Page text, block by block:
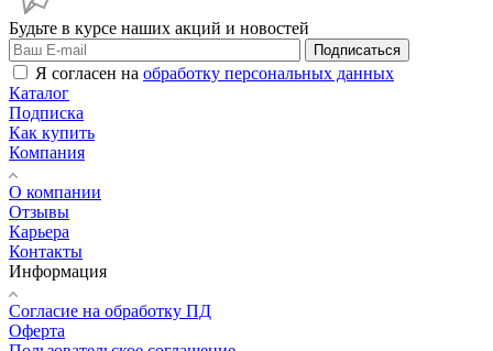
Будьте в курсе наших акций и новостей
Подписаться
Я согласен на обработку персональных данных
Каталог
Подписка
Как купить
Компания
О компании
Отзывы
Карьера
Контакты
Информация
Согласие на обработку ПД
Оферта